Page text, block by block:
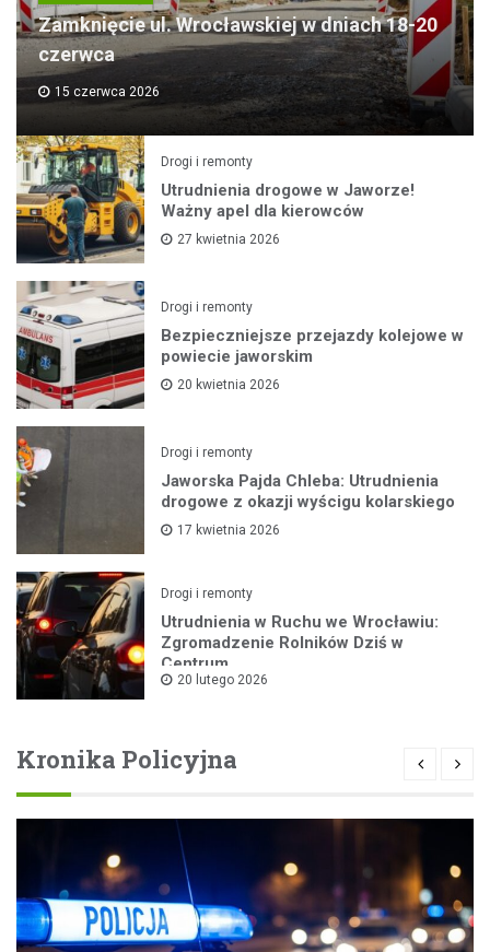
Zamknięcie ul. Wrocławskiej w dniach 18-20
czerwca
15 czerwca 2026
Drogi i remonty
Utrudnienia drogowe w Jaworze!
Ważny apel dla kierowców
27 kwietnia 2026
Drogi i remonty
Bezpieczniejsze przejazdy kolejowe w
powiecie jaworskim
20 kwietnia 2026
Drogi i remonty
Jaworska Pajda Chleba: Utrudnienia
drogowe z okazji wyścigu kolarskiego
17 kwietnia 2026
Drogi i remonty
Utrudnienia w Ruchu we Wrocławiu:
Zgromadzenie Rolników Dziś w
Centrum
20 lutego 2026
Kronika Policyjna